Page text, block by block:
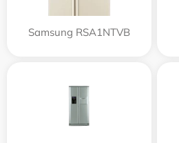
Samsung RSA1NTVB